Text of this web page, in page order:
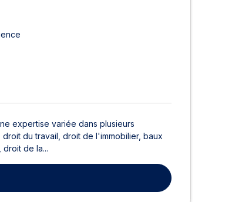
expertise variée dans plusieurs
du travail, droit de l'immobilier, baux
de la...